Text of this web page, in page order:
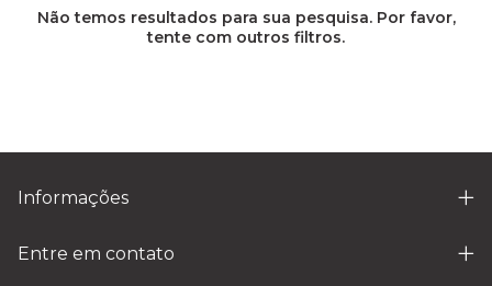
Não temos resultados para sua pesquisa. Por favor,
tente com outros filtros.
Informações
Entre em contato